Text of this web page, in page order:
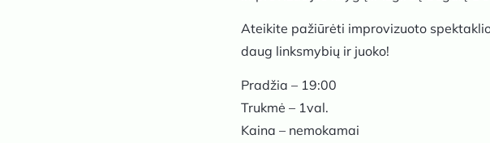
Ateikite pažiūrėti improvizuoto
daug linksmybių ir juoko!
Pradžia – 19:00
Trukmė – 1val.
Kaina – nemokamai